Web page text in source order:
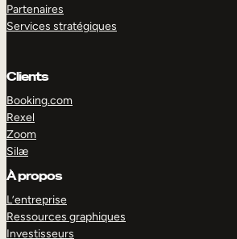
Partenaires
Services stratégiques
Clients
Booking.com
Rexel
Zoom
Silæ
À propos
L’entreprise
Ressources graphiques
Investisseurs